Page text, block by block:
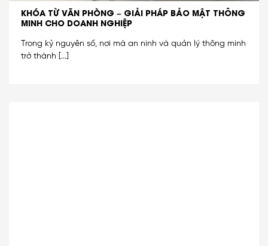
KHÓA TỪ VĂN PHÒNG – GIẢI PHÁP BẢO MẬT THÔNG
MINH CHO DOANH NGHIỆP
Trong kỷ nguyên số, nơi mà an ninh và quản lý thông minh
trở thành [...]